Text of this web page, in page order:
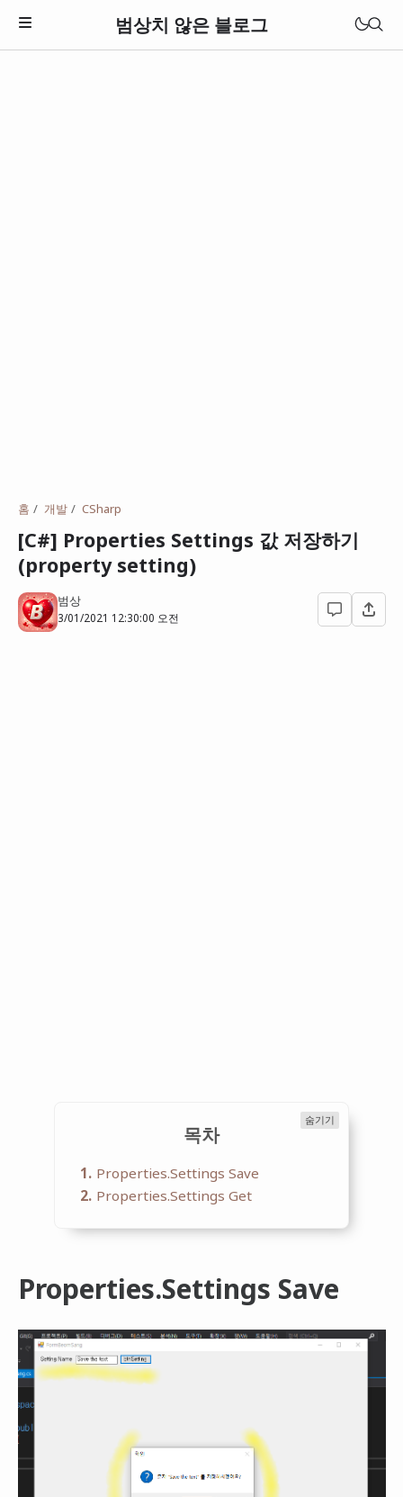
범상치 않은 블로그
홈 개발 CSharp
[C#] Properties Settings 값 저장하기
(property setting)
범상
3/01/2021 12:30:00 오전
목차
숨기기
1 Properties.Settings Save
2 Properties.Settings Get
Properties.Settings Save